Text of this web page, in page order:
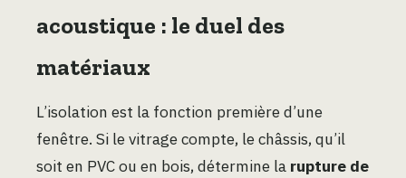
acoustique : le duel des
matériaux
L’isolation est la fonction première d’une
fenêtre. Si le vitrage compte, le châssis, qu’il
soit en PVC ou en bois, détermine la rupture de